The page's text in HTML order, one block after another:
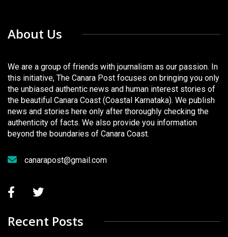
About Us
We are a group of friends with journalism as our passion. In
this initiative, The Canara Post focuses on bringing you only
the unbiased authentic news and human interest stories of
the beautiful Canara Coast (Coastal Karnataka). We publish
news and stories here only after thoroughly checking the
authenticity of facts. We also provide you information
beyond the boundaries of Canara Coast.
canarapost@gmail.com
Recent Posts